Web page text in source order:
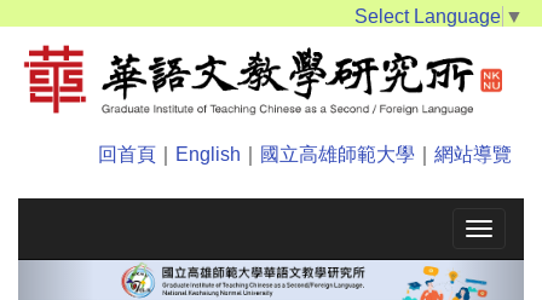
Select Language ▼
回首頁 English 國立高雄師範大學 網站導覽
Toggle
Previous Next